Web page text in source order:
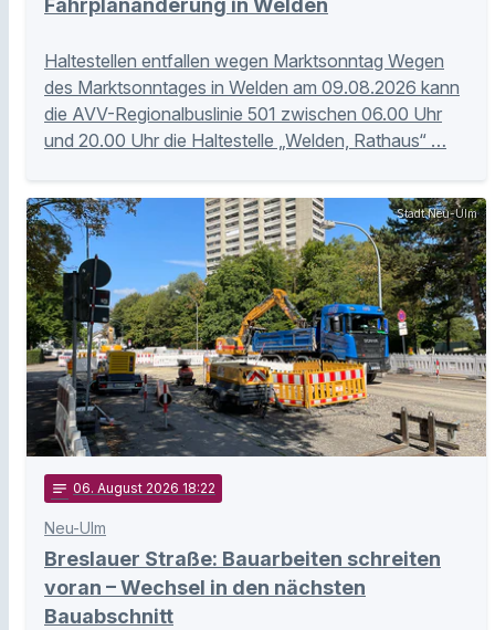
Fahrplanänderung in Welden
Haltestellen entfallen wegen Marktsonntag Wegen
des Marktsonntages in Welden am 09.08.2026 kann
die AVV-Regionalbuslinie 501 zwischen 06.00 Uhr
und 20.00 Uhr die Haltestelle „Welden, Rathaus“ …
Stadt Neu-Ulm
notes 06. August 2026 18:22
Neu-Ulm
Breslauer Straße: Bauarbeiten schreiten
voran – Wechsel in den nächsten
Bauabschnitt